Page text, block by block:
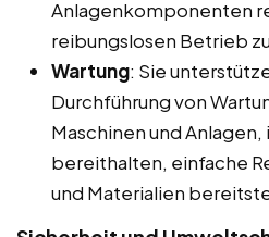
Anlagenkomponenten
reibungslosen Betrieb
Wartung: Sie
Durchführung von
Maschinen und
bereithalten, einfache
und Materialien